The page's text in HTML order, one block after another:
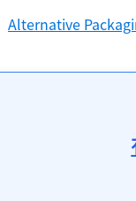
Alternative